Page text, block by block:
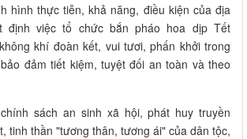
hình thực tiễn, khả năng, điều kiện của địa
định việc tổ chức bắn pháo hoa dịp Tết
khí đoàn kết, vui tươi, phấn khởi trong
đảm tiết kiệm, tuyệt đối an toàn và theo
sách an sinh xã hội, phát huy truyền
tinh thần "tương thân, tương ái" của dân tộc,